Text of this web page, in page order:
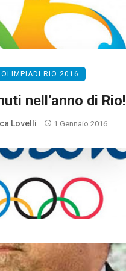
OLIMPIADI RIO 2016
nell’anno di Rio!
Lovelli 1 Gennaio 2016